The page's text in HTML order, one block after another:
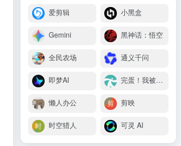
爱剪辑 小黑盒
Gemini 黑神话：悟空
全民农场 通义千问
即梦AI 完蛋！我被美女包围了
懒人办公 剪映
时空猎人 可灵 AI